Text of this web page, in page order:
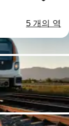
5 개의 역